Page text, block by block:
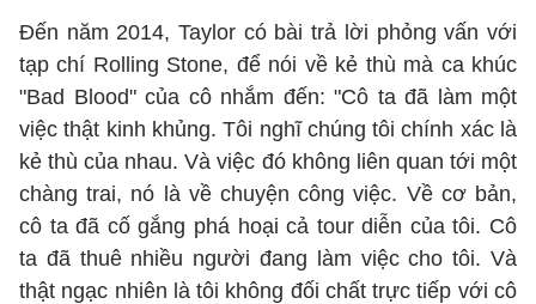
Đến năm 2014, Taylor có bài trả lời phỏng vấn với
tạp chí Rolling Stone, để nói về kẻ thù mà ca khúc
"Bad Blood" của cô nhắm đến: "Cô ta đã làm một
việc thật kinh khủng. Tôi nghĩ chúng tôi chính xác là
kẻ thù của nhau. Và việc đó không liên quan tới một
chàng trai, nó là về chuyện công việc. Về cơ bản,
cô ta đã cố gắng phá hoại cả tour diễn của tôi. Cô
ta đã thuê nhiều người đang làm việc cho tôi. Và
thật ngạc nhiên là tôi không đối chất trực tiếp với cô